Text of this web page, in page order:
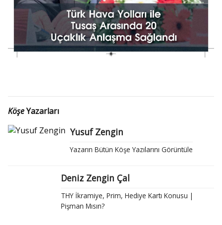
KöşeYazarları
Yusuf Zengin
Yazarın Bütün Köşe Yazılarını Görüntüle
Deniz Zengin Çal
THY İkramiye, Prim, Hediye Kartı Konusu |
Pişman Mısın?